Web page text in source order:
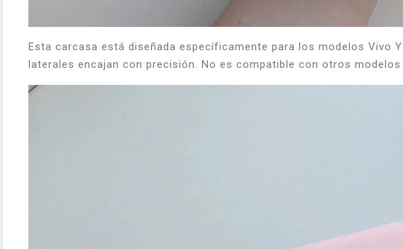
Esta carcasa está diseñada específicamente para los modelos Vivo
laterales encajan con precisión. No es compatible con otros